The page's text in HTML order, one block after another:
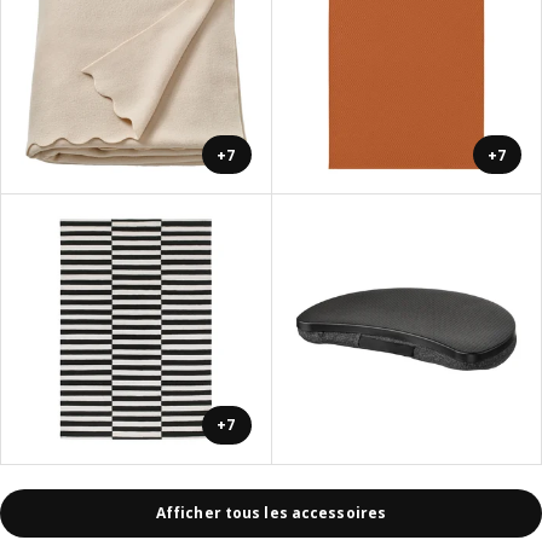
+7 +7
+7
Afficher tous les accessoires